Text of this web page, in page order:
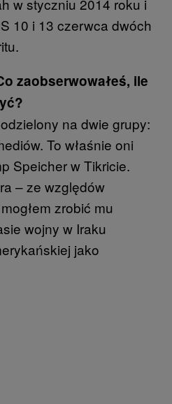
10 i 13 czerwca dwóch
zaobserwowałeś, ile
na dwie grupy:
To właśnie oni
Speicher w Tikricie.
– ze względów
zrobić mu
wojny w Iraku
jako